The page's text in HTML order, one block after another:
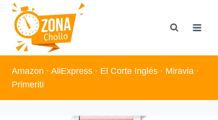
Saltar
contenido
Amazon · AliExpress · El Corte Inglés · Miravia ·
Primeriti